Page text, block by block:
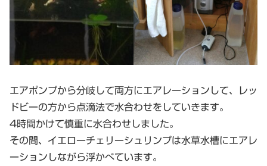
エアポンプから分岐して両方にエアレーションして、レッ
ドビーの方から点滴法で水合わせをしていきます。
4時間かけて慎重に水合わせしました。
その間、イエローチェリーシュリンプは水草水槽にエアレ
ーションしながら浮かべています。